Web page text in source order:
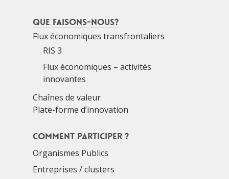
Que faisons-nous?
Flux économiques transfrontaliers
RIS 3
Flux économiques – activités
innovantes
Chaînes de valeur
Plate-forme d’innovation
Comment participer ?
Organismes Publics
Entreprises / clusters